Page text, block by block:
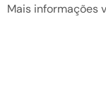
Mais informações